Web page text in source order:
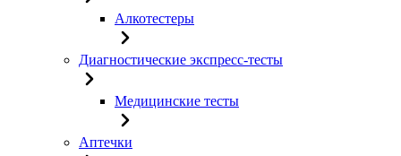
Алкотестеры
Диагностические экспресс-тесты
Медицинские тесты
Аптечки